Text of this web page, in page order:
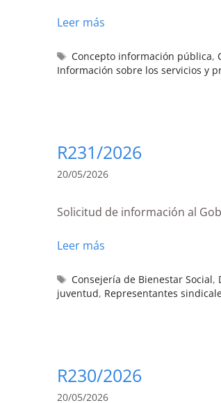
Leer más
Concepto información pública,
Información sobre los servicios y
R231/2026
20/05/2026
Solicitud de información al
Leer más
Consejería de Bienestar Social,
juventud, Representantes
R230/2026
20/05/2026